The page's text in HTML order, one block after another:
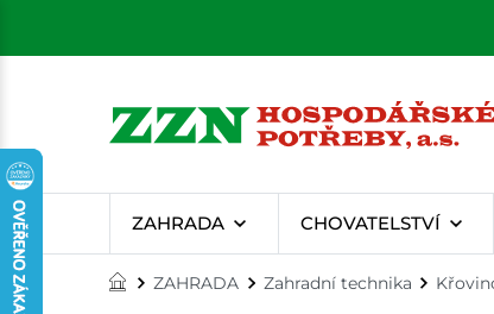
ZAHRADA CHOVATELSTVÍ
ZAHRADA Zahradní technika